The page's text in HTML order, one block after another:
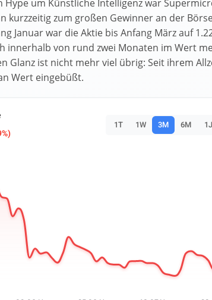
um Künstliche Intelligenz war
kurzzeitig zum großen Gewinner an der
Januar war die Aktie bis Anfang März auf
innerhalb von rund zwei Monaten im Wert
Glanz ist nicht mehr viel übrig: Seit ihrem
Wert eingebüßt.
1T 1W 3M 6M 1J
categories.
values. Data ranges from 23.83 to 50.17.